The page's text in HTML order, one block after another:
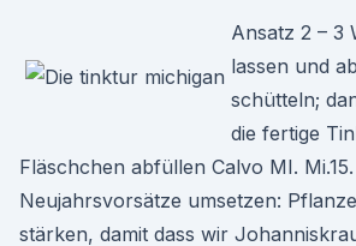
Ansatz 2 – 3
lassen und
schütteln;
die fertige
Fläschchen abfüllen Calvo MI.
Neujahrsvorsätze umsetzen:
stärken, damit dass wir